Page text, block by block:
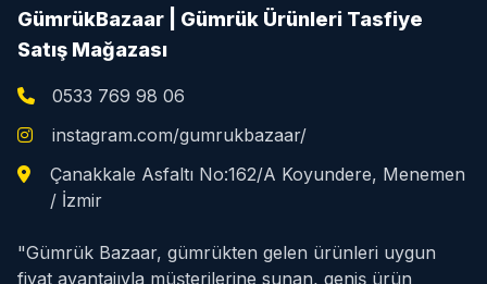
GümrükBazaar | Gümrük Ürünleri Tasfiye
Satış Mağazası
0533 769 98 06
instagram.com/gumrukbazaar/
Çanakkale Asfaltı No:162/A Koyundere, Menemen
/ İzmir
"Gümrük Bazaar, gümrükten gelen ürünleri uygun
fiyat avantajıyla müşterilerine sunan, geniş ürün